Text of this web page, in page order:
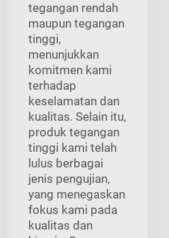
tegangan rendah
maupun tegangan
tinggi,
menunjukkan
komitmen kami
terhadap
keselamatan dan
kualitas. Selain itu,
produk tegangan
tinggi kami telah
lulus berbagai
jenis pengujian,
yang menegaskan
fokus kami pada
kualitas dan